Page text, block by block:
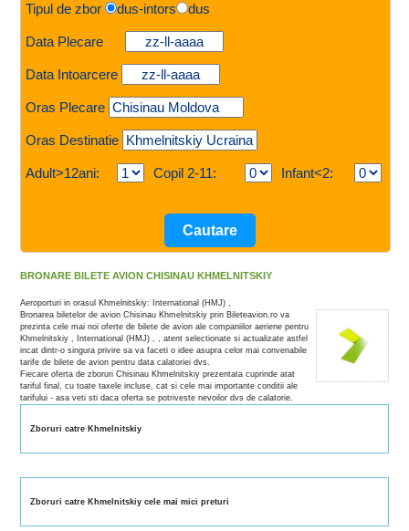
Tipul de zbor dus-intors dus
Data Plecare
Data Intoarcere
Oras Plecare
Oras Destinatie
Adult>12ani: Copil 2-11: Infant<2:
BRONARE BILETE AVION CHISINAU KHMELNITSKIY
Aeroporturi in orasul Khmelnitskiy: International (HMJ) ,
Bronarea biletelor de avion Chisinau Khmelnitskiy prin Bileteavion.ro va
prezinta cele mai noi oferte de bilete de avion ale companiilor aeriene pentru
Khmelnitskiy , International (HMJ) , , atent selectionate si actualizate astfel
incat dintr-o singura privire sa va faceti o idee asupra celor mai convenabile
tarife de bilete de avion pentru data calatoriei dvs.
Fiecare oferta de zboruri Chisinau Khmelnitskiy prezentata cuprinde atat
tariful final, cu toate taxele incluse, cat si cele mai importante conditii ale
tarifului - asa veti sti daca oferta se potriveste nevoilor dvs de calatorie.
Zboruri catre Khmelnitskiy
Zboruri catre Khmelnitskiy cele mai mici preturi